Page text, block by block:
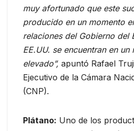
muy afortunado que este
producido en un momento
relaciones del Gobierno del
EE.UU. se encuentran en un
elevado”, apuntó Rafael
Ejecutivo de la Cámara
(CNP).
Plátano: Uno de los